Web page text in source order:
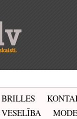
BRILLES
MODE